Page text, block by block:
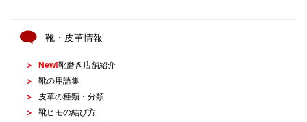
靴・皮革情報
New!靴磨き店舗紹介
靴の用語集
皮革の種類・分類
靴ヒモの結び方